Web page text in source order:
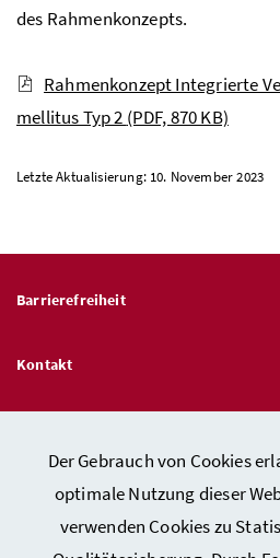
Der Gebrauch von Cookies
optimale Nutzung dieser
verwenden Cookies zu
des Rahmenkonzepts.
Rahmenkonzept Integrierte
mellitus Typ 2 (PDF, 870 KB)
Letzte Aktualisierung: 10. November 2023
Barrierefreiheit
Kontakt
Hinweisgeber:innen – Stelle für